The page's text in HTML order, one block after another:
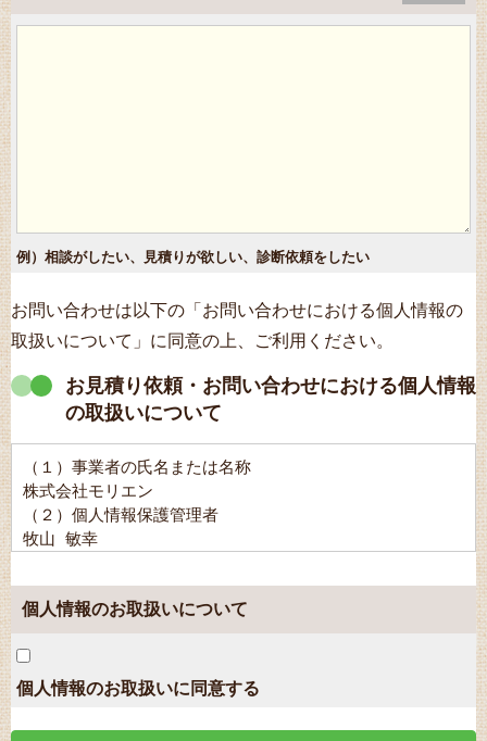
例）相談がしたい、見積りが欲しい、診断依頼をしたい
お問い合わせは以下の「お問い合わせにおける個人情報の
取扱いについて」に同意の上、ご利用ください。
お見積り依頼・お問い合わせにおける個人情報
の取扱いについて
（１）事業者の氏名または名称
株式会社モリエン
（２）個人情報保護管理者
牧山 敏幸
・お見積もりに関するご連絡をするため
・お問い合わせいただいた内容に回答するため
取得した個人情報は法令等による場合を除いて第三者に提
供することはありません。
取得した個人情報の取扱いの全部又は、一部を委託すること
個人情報のお取扱いについて
個人情報のお取扱いに同意する